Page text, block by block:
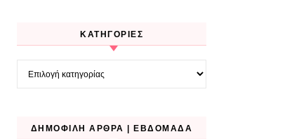
KΑΤΗΓΟΡΊΕΣ
Kατηγορίες
ΔΗΜΟΦΙΛΉ ΆΡΘΡΑ | ΕΒΔΟΜΆΔΑ